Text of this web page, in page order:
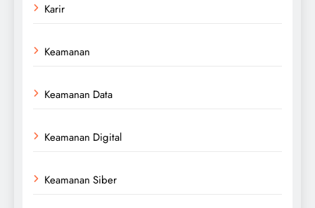
Karir
Keamanan
Keamanan Data
Keamanan Digital
Keamanan Siber